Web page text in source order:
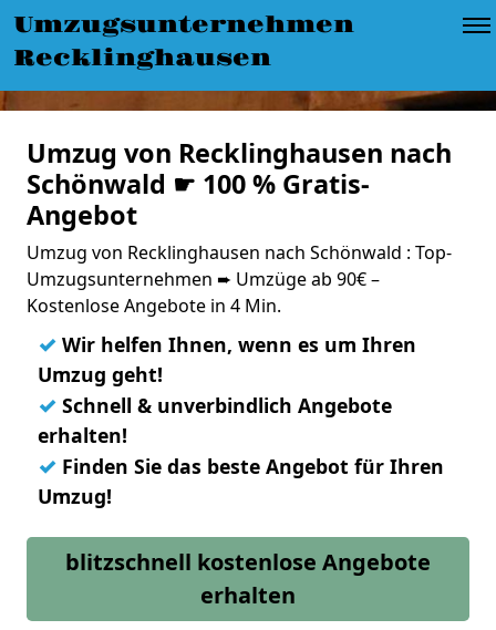
Umzugsunternehmen
Recklinghausen
Umzug von Recklinghausen nach
Schönwald ☛ 100 % Gratis-
Angebot
Umzug von Recklinghausen nach Schönwald : Top-
Umzugsunternehmen ➨ Umzüge ab 90€ –
Kostenlose Angebote in 4 Min.
✓ Wir helfen Ihnen, wenn es um Ihren
Umzug geht!
✓ Schnell & unverbindlich Angebote
erhalten!
✓ Finden Sie das beste Angebot für Ihren
Umzug!
blitzschnell kostenlose Angebote
erhalten